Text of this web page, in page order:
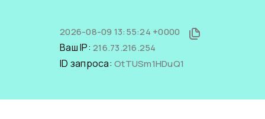
2026-08-09 13:55:24 +0000
Ваш IP: 216.73.216.254
ID запроса: OtTUSm1HDuQ1